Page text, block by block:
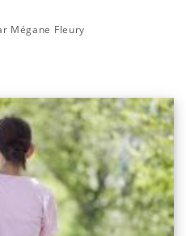
Mégane Fleury